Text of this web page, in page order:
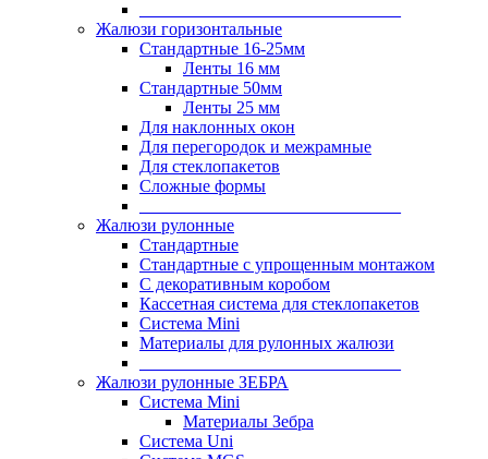
Жалюзи горизонтальные
Стандартные 16-25мм
Ленты 16 мм
Стандартные 50мм
Ленты 25 мм
Для наклонных окон
Для перегородок и межрамные
Для стеклопакетов
Сложные формы
Жалюзи рулонные
Стандартные
Стандартные с упрощенным монтажом
С декоративным коробом
Кассетная система для стеклопакетов
Система Mini
Материалы для рулонных жалюзи
Жалюзи рулонные ЗЕБРА
Система Mini
Материалы Зебра
Система Uni